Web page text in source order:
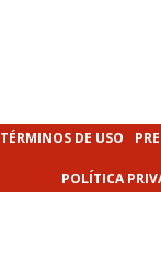
TÉRMINOS DE USO
POLÍTICA